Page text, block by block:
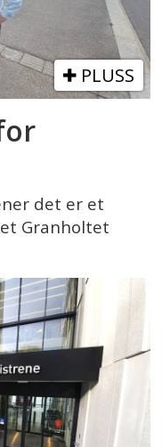
PLUSS
det er et
Granholtet